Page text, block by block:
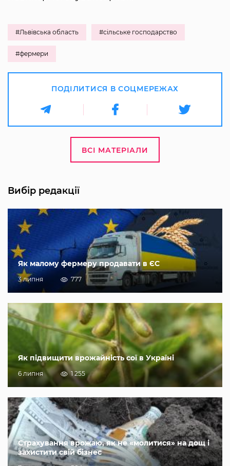
#Львівська область #сільське господарство
#фермери
ПОДІЛИТИСЯ В СОЦМЕРЕЖАХ
ВСІ МАТЕРІАЛИ
Вибір редакції
Як малому фермеру продавати в ЄС
3 липня 777
Як підвищити врожайність сої в Україні
6 липня 1 255
Страхування врожаю, як не «молитися» на дощ і
захистити свій бізнес